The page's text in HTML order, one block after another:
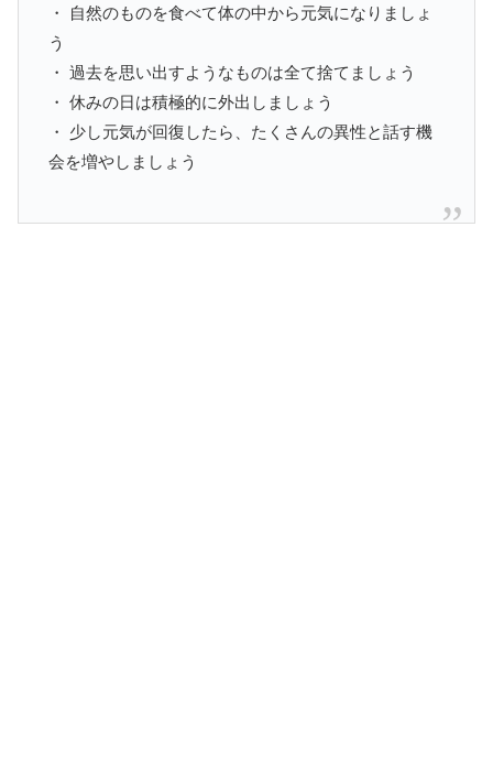
・ 自然のものを食べて体の中から元気になりましょ
う
・ 過去を思い出すようなものは全て捨てましょう
・ 休みの日は積極的に外出しましょう
・ 少し元気が回復したら、たくさんの異性と話す機
会を増やしましょう